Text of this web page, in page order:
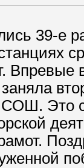
39-е
Впревые
Это